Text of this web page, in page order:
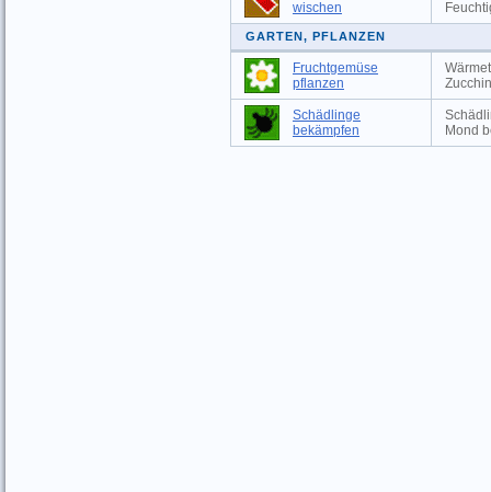
wischen
GARTEN, PFLANZEN
Fruchtgemüse
pflanzen
Schädlinge
bekämpfen
Mond